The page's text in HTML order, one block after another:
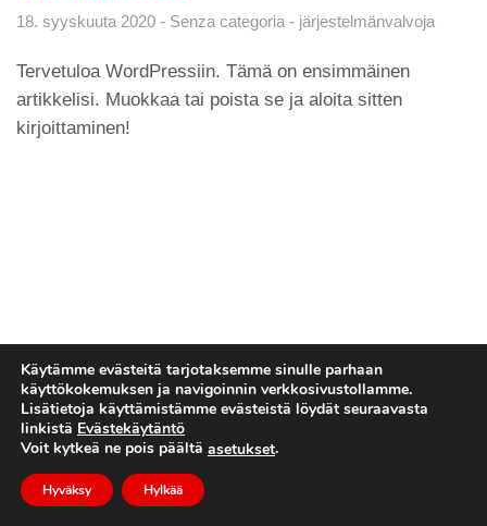
18. syyskuuta 2020 Senza categoria järjestelmänvalvoja
Tervetuloa WordPressiin. Tämä on ensimmäinen
artikkelisi. Muokkaa tai poista se ja aloita sitten
kirjoittaminen!
© Tekijänoikeus
Opetusohjelma
Käytämme evästeitä tarjotaksemme sinulle parhaan
käyttökokemuksen ja navigoinnin verkkosivustollamme.
Lisätietoja käyttämistämme evästeistä löydät seuraavasta
linkistä Evästekäytäntö
Voit kytkeä ne pois päältä asetukset.
Hyväksy Hylkää